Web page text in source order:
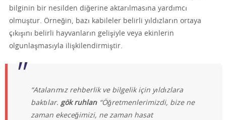
bilginin bir nesilden diğerine aktarılmasına yardımcı
olmuştur. Örneğin, bazı kabileler belirli yıldızların ortaya
çıkışını belirli hayvanların gelişiyle veya ekinlerin
olgunlaşmasıyla ilişkilendirmiştir.
“Atalarımız rehberlik ve bilgelik için yıldızlara
baktılar.gök ruhları “Öğretmenlerimizdi, bize ne
zaman ekeceğimizi, ne zaman hasat